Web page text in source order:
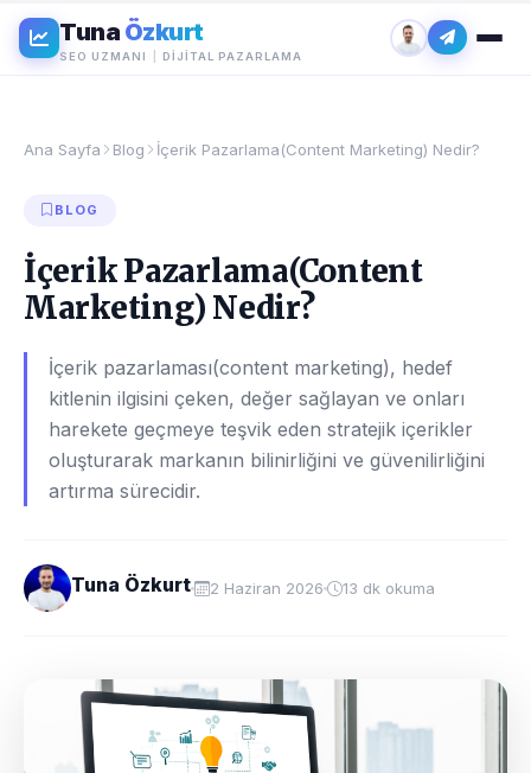
Tuna Özkurt
SEO UZMANI DIJITAL PAZARLAMA
Ana Sayfa Blog İçerik Pazarlama(Content Marketing) Nedir?
BLOG
İçerik Pazarlama(Content
Marketing) Nedir?
İçerik pazarlaması(content marketing), hedef
kitlenin ilgisini çeken, değer sağlayan ve onları
harekete geçmeye teşvik eden stratejik içerikler
oluşturarak markanın bilinirliğini ve güvenilirliğini
artırma sürecidir.
Tuna Özkurt 2 Haziran 2026 13 dk okuma